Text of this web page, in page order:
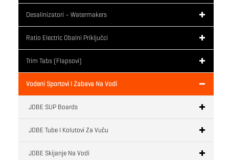
Desalinizatori – Watermakers
Ratio Electric Obalni Priključci
Trim Tabs (flapsovi)
Vodeni Sportovi I Zabava Na Vodi
JOBE SUP Boards
JOBE Tube I Kolutovi Za Vuču
JOBE Skijanje Na Vodi